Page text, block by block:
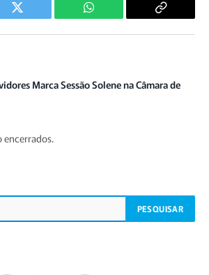
Twitter WhatsApp
Copiar
Marca Sessão Solene na Câmara de
encerrados.